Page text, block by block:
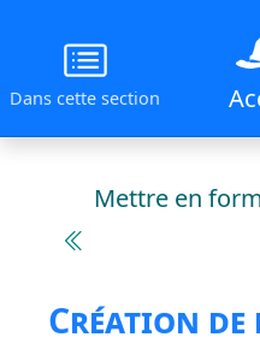
Dans cette section
Mettre en
Création